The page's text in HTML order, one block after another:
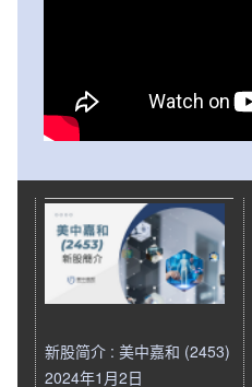
新股简介 : 美中嘉和 (2453)
2024年1月2日